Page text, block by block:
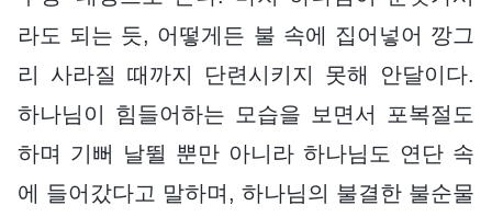
라도 되는 듯, 어떻게든 불 속에 집어넣어 깡그
리 사라질 때까지 단련시키지 못해 안달이다.
하나님이 힘들어하는 모습을 보면서 포복절도
하며 기뻐 날뛸 뿐만 아니라 하나님도 연단 속
에 들어갔다고 말하며, 하나님의 불결한 불순물